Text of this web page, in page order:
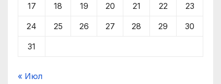
17 18 19 20 21 22 23
24 25 26 27 28 29 30
31
« Июл